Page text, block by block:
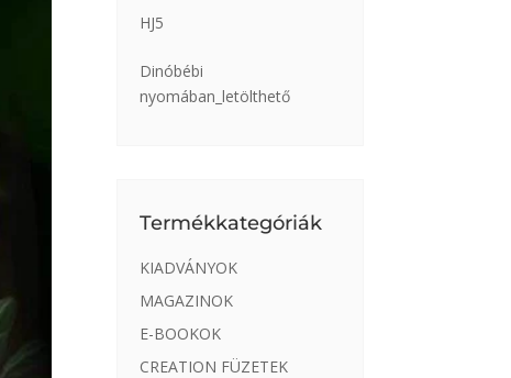
HJ5
Dinóbébi
nyomában_letölthető
Termékkategóriák
KIADVÁNYOK
MAGAZINOK
E-BOOKOK
CREATION FÜZETEK